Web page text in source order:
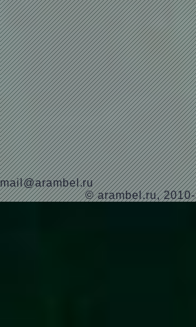
mail@arambel.ru
© arambel.ru,